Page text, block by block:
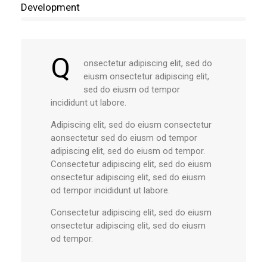
Development
Q
onsectetur adipiscing elit, sed do
eiusm onsectetur adipiscing elit,
sed do eiusm od tempor
incididunt ut labore.
Adipiscing elit, sed do eiusm consectetur
aonsectetur sed do eiusm od tempor
adipiscing elit, sed do eiusm od tempor.
Consectetur adipiscing elit, sed do eiusm
onsectetur adipiscing elit, sed do eiusm
od tempor incididunt ut labore.
Consectetur adipiscing elit, sed do eiusm
onsectetur adipiscing elit, sed do eiusm
od tempor.